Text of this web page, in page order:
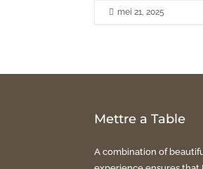
 mei 21, 2025
Mettre a Table
A combination of